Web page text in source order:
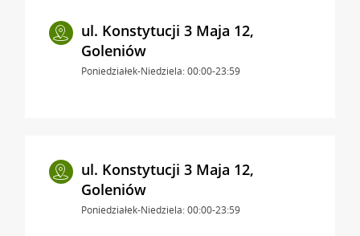
ul. Konstytucji 3 Maja 12,
Goleniów
Poniedziałek-Niedziela: 00:00-23:59
ul. Konstytucji 3 Maja 12,
Goleniów
Poniedziałek-Niedziela: 00:00-23:59